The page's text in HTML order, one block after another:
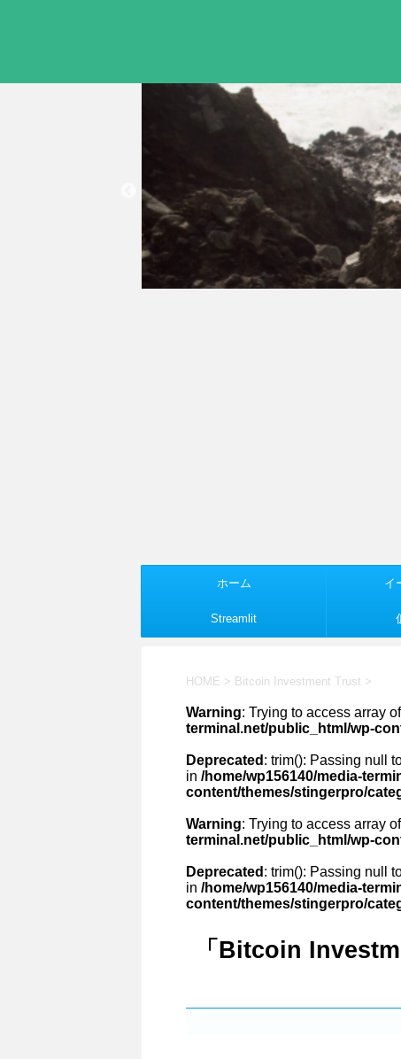
ホーム イ
Streamlit
HOME > Bitcoin Investment Trust >
Warning: Trying to access array
terminal.net/public_html/wp-
Deprecated : trim(): Passing null
in /home/wp156140/media-
content/themes/stingerpro/
Warning: Trying to access array
terminal.net/public_html/wp-
Deprecated : trim(): Passing null
in /home/wp156140/media-
content/themes/stingerpro/
「Bitcoin